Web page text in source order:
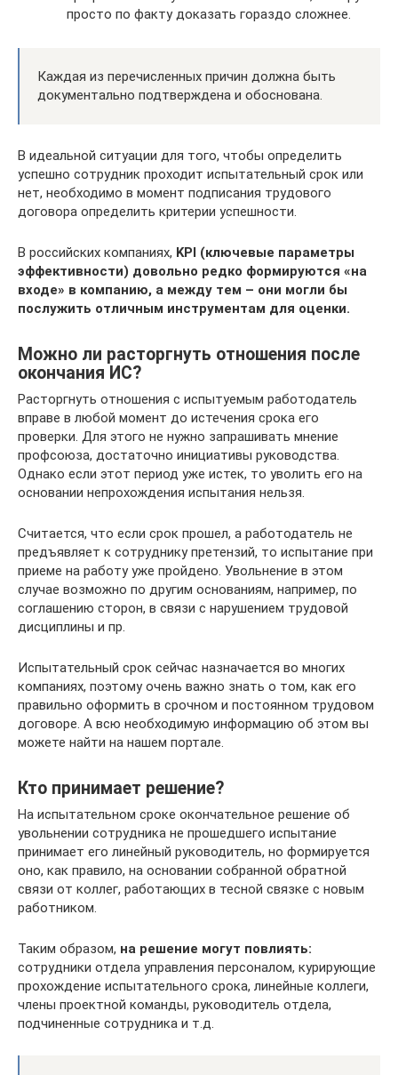
просто по факту доказать гораздо сложнее.
Каждая из перечисленных причин должна быть
документально подтверждена и обоснована.
В идеальной ситуации для того, чтобы определить
успешно сотрудник проходит испытательный срок или
нет, необходимо в момент подписания трудового
договора определить критерии успешности.
В российских компаниях, KPI (ключевые параметры
эффективности) довольно редко формируются «на
входе» в компанию, а между тем – они могли бы
послужить отличным инструментам для оценки.
Можно ли расторгнуть отношения после
окончания ИС?
Расторгнуть отношения с испытуемым работодатель
вправе в любой момент до истечения срока его
проверки. Для этого не нужно запрашивать мнение
профсоюза, достаточно инициативы руководства.
Однако если этот период уже истек, то уволить его на
основании непрохождения испытания нельзя.
Считается, что если срок прошел, а работодатель не
предъявляет к сотруднику претензий, то испытание при
приеме на работу уже пройдено. Увольнение в этом
случае возможно по другим основаниям, например, по
соглашению сторон, в связи с нарушением трудовой
дисциплины и пр.
Испытательный срок сейчас назначается во многих
компаниях, поэтому очень важно знать о том, как его
правильно оформить в срочном и постоянном трудовом
договоре. А всю необходимую информацию об этом вы
можете найти на нашем портале.
Кто принимает решение?
На испытательном сроке окончательное решение об
увольнении сотрудника не прошедшего испытание
принимает его линейный руководитель, но формируется
оно, как правило, на основании собранной обратной
связи от коллег, работающих в тесной связке с новым
работником.
Таким образом, на решение могут повлиять:
сотрудники отдела управления персоналом, курирующие
прохождение испытательного срока, линейные коллеги,
члены проектной команды, руководитель отдела,
подчиненные сотрудника и т.д.